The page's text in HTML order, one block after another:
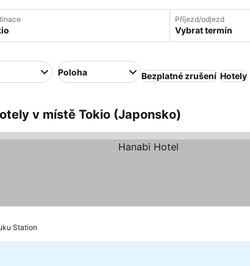
Příjezd/odjezd
Vybrat termín
Poloha Bezplatné zrušení Hotely
v místě Tokio (Japonsko)
Station